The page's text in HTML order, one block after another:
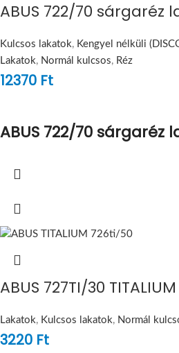
ABUS 722/70 sárgaréz
Kulcsos lakatok, Kengyel nélküli
Lakatok, Normál kulcsos, Réz
12370 Ft
ABUS 722/70 sárgaréz
ABUS 727TI/30
Lakatok, Kulcsos lakatok, Normál
3220 Ft